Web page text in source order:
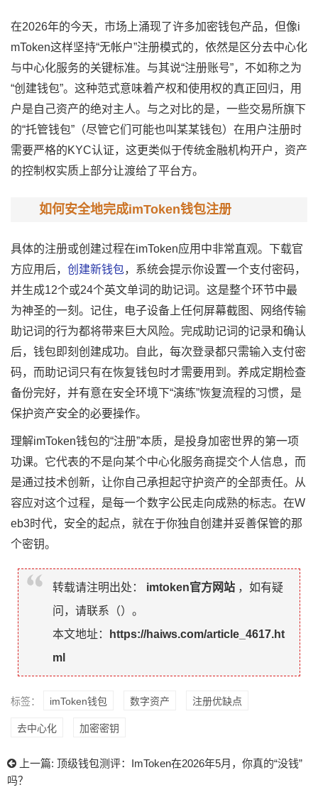
在2026年的今天，市场上涌现了许多加密钱包产品，但像i
mToken这样坚持“无帐户”注册模式的，依然是区分去中心化
与中心化服务的关键标准。与其说“注册账号”，不如称之为
“创建钱包”。这种范式意味着产权和使用权的真正回归，用
户是自己资产的绝对主人。与之对比的是，一些交易所旗下
的“托管钱包”（尽管它们可能也叫某某钱包）在用户注册时
需要严格的KYC认证，这更类似于传统金融机构开户，资产
的控制权实质上部分让渡给了平台方。
如何安全地完成imToken钱包注册
具体的注册或创建过程在imToken应用中非常直观。下载官
方应用后， 创建新钱包，系统会提示你设置一个支付密码，
并生成12个或24个英文单词的助记词。这是整个环节中最
为神圣的一刻。记住，电子设备上任何屏幕截图、网络传输
助记词的行为都将带来巨大风险。完成助记词的记录和确认
后，钱包即刻创建成功。自此，每次登录都只需输入支付密
码，而助记词只有在恢复钱包时才需要用到。养成定期检查
备份完好，并有意在安全环境下“演练”恢复流程的习惯，是
保护资产安全的必要操作。
理解imToken钱包的“注册”本质，是投身加密世界的第一项
功课。它代表的不是向某个中心化服务商提交个人信息，而
是通过技术创新，让你自己承担起守护资产的全部责任。从
容应对这个过程，是每一个数字公民走向成熟的标志。在W
eb3时代，安全的起点，就在于你独自创建并妥善保管的那
个密钥。
转载请注明出处： imtoken官方网站 ，如有疑
问，请联系（）。
本文地址：
https://haiws.com/article_4617.ht
ml
标签： imToken钱包 数字资产 注册优缺点
去中心化 加密密钥
上一篇: 顶级钱包测评：ImToken在2026年5月，你真的“没钱”
吗？